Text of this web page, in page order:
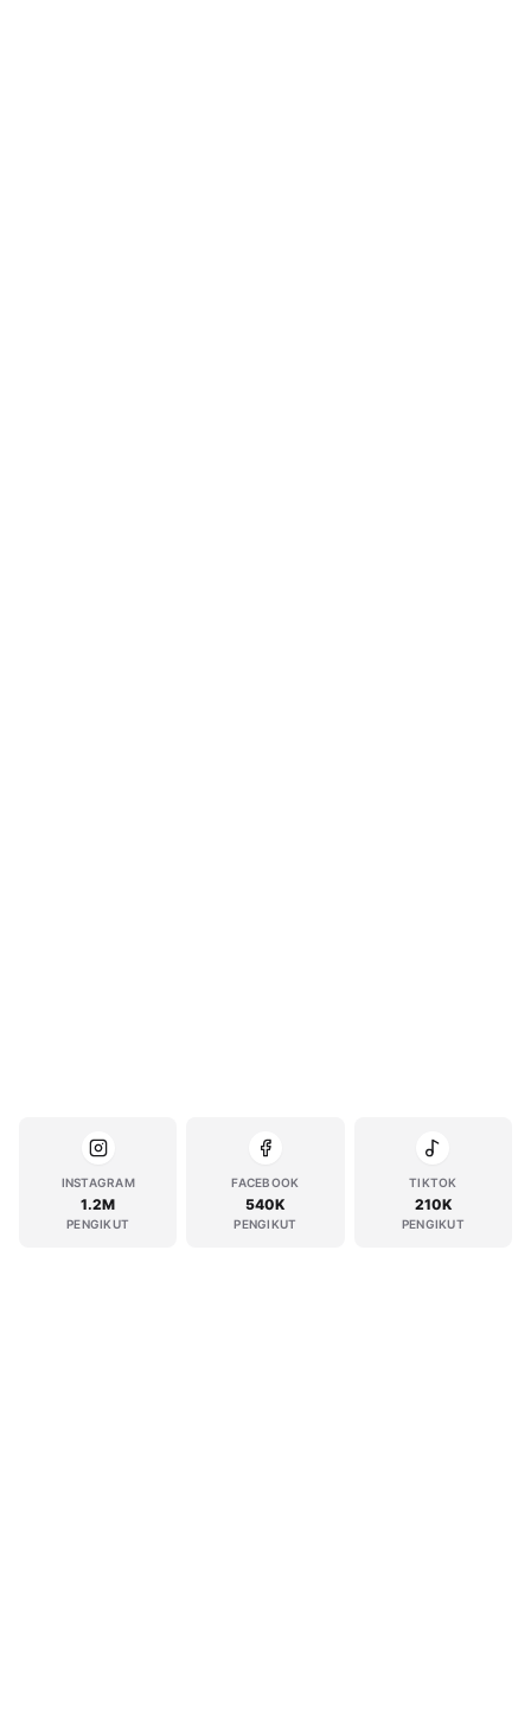
INSTAGRAM
1.2M
PENGIKUT
FACEBOOK
540K
PENGIKUT
TIKTOK
210K
PENGIKUT